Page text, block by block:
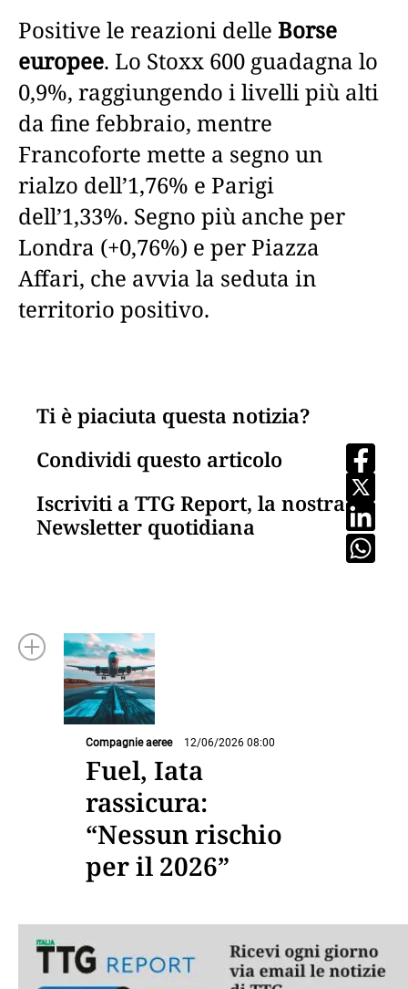
Positive le reazioni delle Borse
europee. Lo Stoxx 600 guadagna lo
0,9%, raggiungendo i livelli più alti
da fine febbraio, mentre
Francoforte mette a segno un
rialzo dell’1,76% e Parigi
dell’1,33%. Segno più anche per
Londra (+0,76%) e per Piazza
Affari, che avvia la seduta in
territorio positivo.
Ti è piaciuta questa notizia?
Condividi questo articolo
Iscriviti a TTG Report, la nostra
Newsletter quotidiana
Compagnie aeree 12/06/2026 08:00
Fuel, Iata
rassicura:
“Nessun rischio
per il 2026”